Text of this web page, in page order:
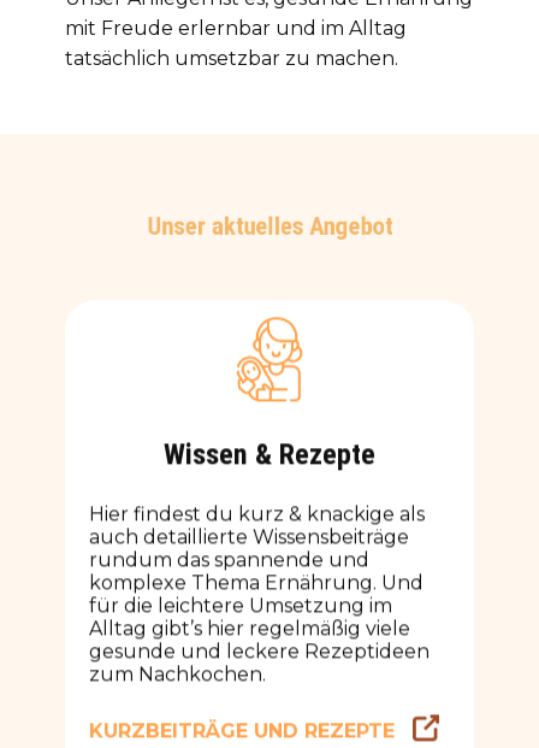
mit Freude erlernbar und im Alltag
tatsächlich umsetzbar zu machen.
Unser aktuelles Angebot
Wissen & Rezepte
Hier findest du kurz & knackige als
auch detaillierte Wissensbeiträge
rundum das spannende und
komplexe Thema Ernährung. Und
für die leichtere Umsetzung im
Alltag gibt’s hier regelmäßig viele
gesunde und leckere Rezeptideen
zum Nachkochen.
KURZBEITRÄGE UND REZEPTE